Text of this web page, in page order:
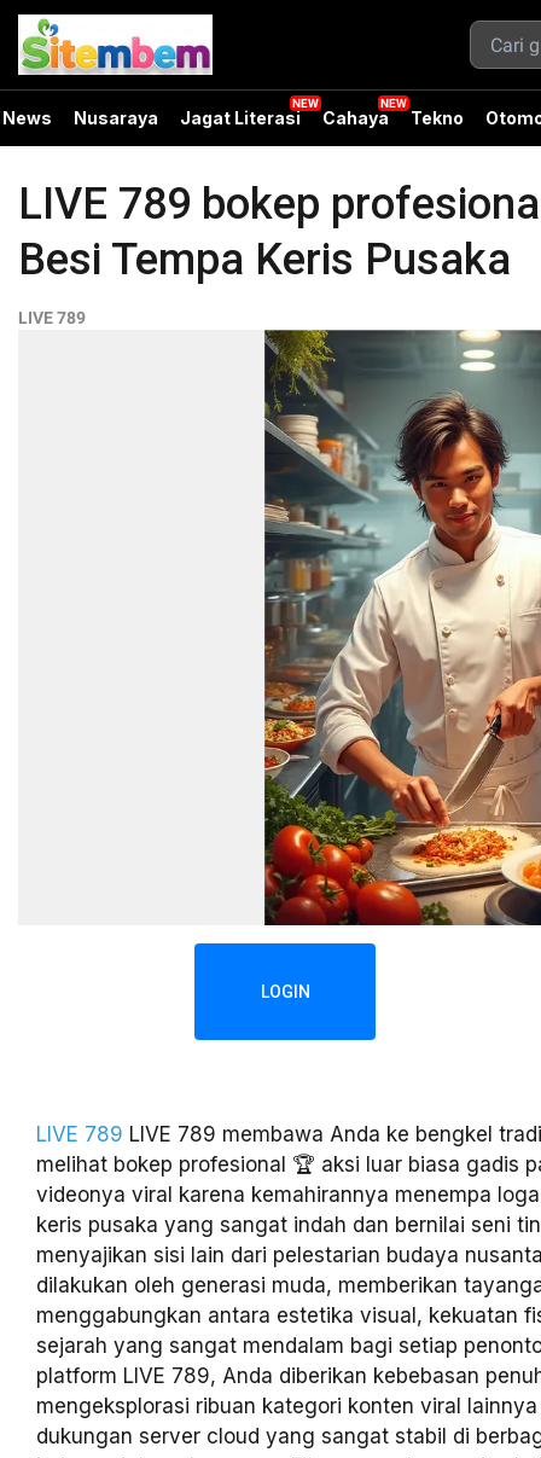
News Nusaraya Jagat Literasi Cahaya Tekno
LIVE 789 bokep
Besi Tempa Keris Pusaka
LIVE 789
LOGIN
LIVE 789 LIVE 789 membawa Anda ke bengkel
melihat bokep profesional 🏆 aksi luar biasa gadis
videonya viral karena kemahirannya menempa
keris pusaka yang sangat indah dan bernilai seni
menyajikan sisi lain dari pelestarian budaya
dilakukan oleh generasi muda, memberikan
menggabungkan antara estetika visual, kekuatan
sejarah yang sangat mendalam bagi setiap
platform LIVE 789, Anda diberikan kebebasan
mengeksplorasi ribuan kategori konten viral
dukungan server cloud yang sangat stabil di